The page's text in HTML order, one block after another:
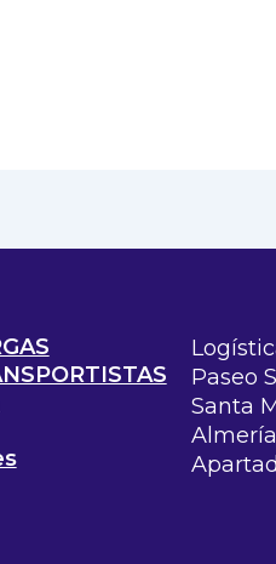
Paseo
Santa
Almería